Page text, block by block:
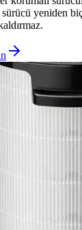
sürücü yeniden